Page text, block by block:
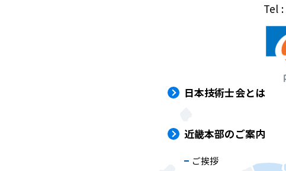
Tel :
日本技術士会とは
近畿本部のご案内
ご挨拶